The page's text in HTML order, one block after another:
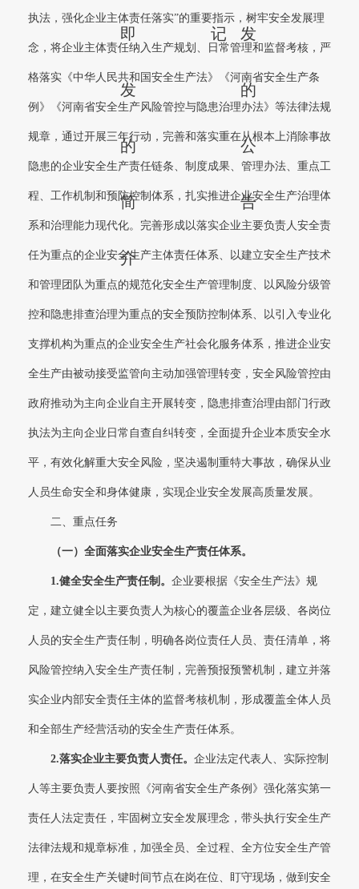
即
发
的
简
介
记 发
的
公
告
执法，强化企业主体责任落实”的重要指示，树牢安全发展理
念，将企业主体责任纳入生产规划、日常管理和监督考核，严
格落实《中华人民共和国安全生产法》《河南省安全生产条
例》《河南省安全生产风险管控与隐患治理办法》等法律法规
规章，通过开展三年行动，完善和落实重在从根本上消除事故
隐患的企业安全生产责任链条、制度成果、管理办法、重点工
程、工作机制和预防控制体系，扎实推进企业安全生产治理体
系和治理能力现代化。完善形成以落实企业主要负责人安全责
任为重点的企业安全生产主体责任体系、以建立安全生产技术
和管理团队为重点的规范化安全生产管理制度、以风险分级管
控和隐患排查治理为重点的安全预防控制体系、以引入专业化
支撑机构为重点的企业安全生产社会化服务体系，推进企业安
全生产由被动接受监管向主动加强管理转变，安全风险管控由
政府推动为主向企业自主开展转变，隐患排查治理由部门行政
执法为主向企业日常自查自纠转变，全面提升企业本质安全水
平，有效化解重大安全风险，坚决遏制重特大事故，确保从业
人员生命安全和身体健康，实现企业安全发展高质量发展。
二、重点任务
（一） 全面落实企业安全生产责任体系。
1.健全安全生产责任制。 企业要根据《安全生产法》规
定，建立健全以主要负责人为核心的覆盖企业各层级、各岗位
人员的安全生产责任制，明确各岗位责任人员、责任清单，将
风险管控纳入安全生产责任制，完善预报预警机制，建立并落
实企业内部安全责任主体的监督考核机制，形成覆盖全体人员
和全部生产经营活动的安全生产责任体系。
2.落实企业主要负责人责任。 企业法定代表人、实际控制
人等主要负责人要按照《河南省安全生产条例》强化落实第一
责任人法定责任，牢固树立安全发展理念，带头执行安全生产
法律法规和规章标准，加强全员、全过程、全方位安全生产管
理，在安全生产关键时间节点在岗在位、盯守现场，做到安全